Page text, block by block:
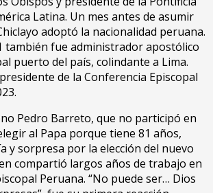
Latina. Un mes antes de asumir
adoptó la nacionalidad peruana.
también fue administrador apostólico
puerto del país, colindante a Lima.
de la Conferencia Episcopal
Pedro Barreto, que no participó en
al Papa porque tiene 81 años,
y sorpresa por la elección del nuevo
compartió largos años de trabajo en
Peruana. “No puede ser… Dios